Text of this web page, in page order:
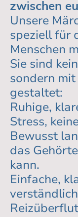
zwischen
Unsere
speziell für
Menschen
Sie sind
sondern
gestaltet:
Ruhige,
Stress,
Bewusst
das
kann.
Einfache,